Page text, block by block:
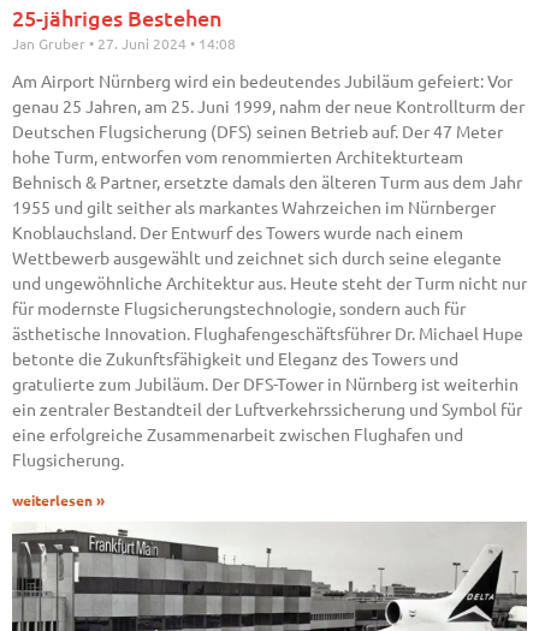
25-jähriges Bestehen
Jan Gruber 27. Juni 2024 14:08
Am Airport Nürnberg wird ein bedeutendes Jubiläum gefeiert: Vor
genau 25 Jahren, am 25. Juni 1999, nahm der neue Kontrollturm der
Deutschen Flugsicherung (DFS) seinen Betrieb auf. Der 47 Meter
hohe Turm, entworfen vom renommierten Architekturteam
Behnisch & Partner, ersetzte damals den älteren Turm aus dem Jahr
1955 und gilt seither als markantes Wahrzeichen im Nürnberger
Knoblauchsland. Der Entwurf des Towers wurde nach einem
Wettbewerb ausgewählt und zeichnet sich durch seine elegante
und ungewöhnliche Architektur aus. Heute steht der Turm nicht nur
für modernste Flugsicherungstechnologie, sondern auch für
ästhetische Innovation. Flughafengeschäftsführer Dr. Michael Hupe
betonte die Zukunftsfähigkeit und Eleganz des Towers und
gratulierte zum Jubiläum. Der DFS-Tower in Nürnberg ist weiterhin
ein zentraler Bestandteil der Luftverkehrssicherung und Symbol für
eine erfolgreiche Zusammenarbeit zwischen Flughafen und
Flugsicherung.
weiterlesen »